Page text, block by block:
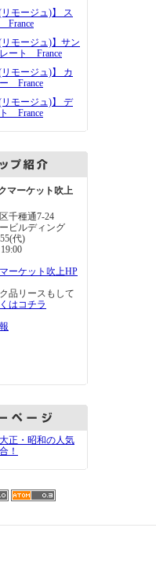
リモージュ)】 ス
France
リモージュ)】サン
ート France
モージュ)】 カ
France
リモージュ)】 デ
France
マーケット吹上
千種通7-24
ビルディング
代)
ーケット吹上HP
品リースもして
はコチラ
正・昭和の人気
！